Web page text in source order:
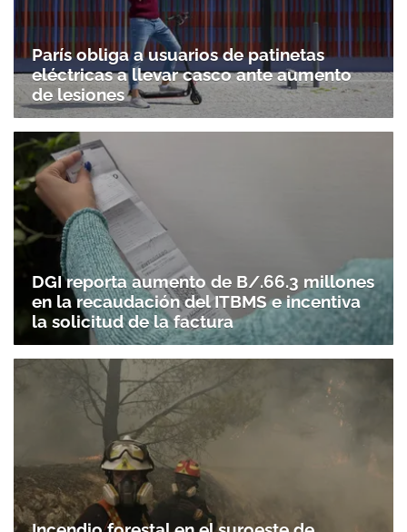
París obliga a usuarios de patinetas
eléctricas a llevar casco ante aumento
de lesiones
DGI reporta aumento de B/.66.3 millones
en la recaudación del ITBMS e incentiva
la solicitud de la factura